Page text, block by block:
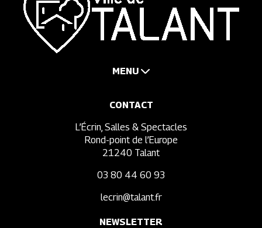
MENU
CONTACT
L’Écrin, Salles & Spectacles
Rond-point de l’Europe
21240 Talant
03 80 44 60 93
lecrin@talant.fr
NEWSLETTER